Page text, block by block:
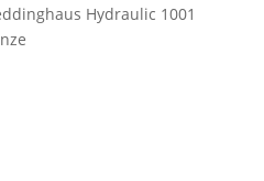
Hydraulic 1001